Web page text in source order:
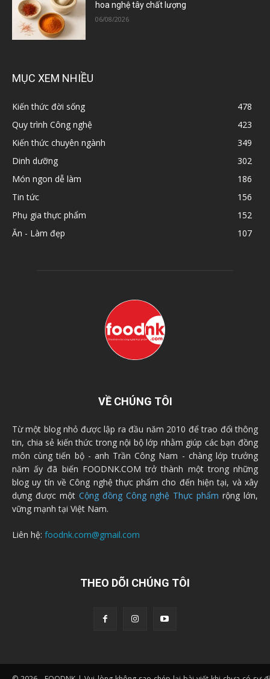
hoa nghệ tây chất lượng
06/08/2026
MỤC XEM NHIỀU
Kiến thức đời sống
478
Quy trình Công nghệ
423
Kiến thức chuyên ngành
349
Dinh dưỡng
302
Món ngon dễ làm
186
Tin tức
156
Phụ gia thực phẩm
152
Ăn - Làm đẹp
107
VỀ CHÚNG TÔI
Từ một blog nhỏ được lập ra đầu năm 2010 để trao đổi thông
tin, chia sẻ kiến thức trong nội bộ lớp nhằm giúp các bạn đồng
môn cùng tiến bộ - anh Trần Công Nam - chàng lớp trưởng
năm ấy đã biến FOODNK.COM trở thành một trong những
blog uy tín về Công nghệ thực phẩm cho đến hiện tại, và xây
dựng được một Cộng đồng Công nghệ Thực phẩm rộng lớn,
vững mạnh tại Việt Nam.
Liên hệ: foodnk.com@gmail.com
THEO DÕI CHÚNG TÔI